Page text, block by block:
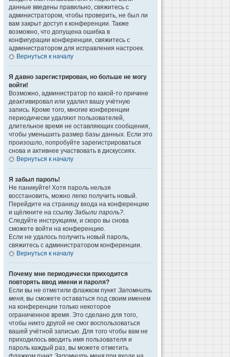
данные введены правильно, свяжитесь с
администратором, чтобы проверить, не был ли
вам закрыт доступ к конференции. Также
возможно, что допущена ошибка в
конфигурации конференции, свяжитесь с
администратором для исправления настроек.
Вернуться к началу
Я давно зарегистрирован, но больше не могу
войти!
Возможно, администратор по какой-то причине
деактивировал или удалил вашу учётную
запись. Кроме того, многие конференции
периодически удаляют пользователей,
длительное время не оставляющих сообщения,
чтобы уменьшить размер базы данных. Если это
произошло, попробуйте зарегистрироваться
снова и активнее участвовать в дискуссиях.
Вернуться к началу
Я забыл пароль!
Не паникуйте! Хотя пароль нельзя
восстановить, можно легко получить новый.
Перейдите на страницу входа на конференцию
и щёлкните на ссылку Забыли пароль?.
Следуйте инструкциям, и скоро вы снова
сможете войти на конференцию.
Если не удалось получить новый пароль,
свяжитесь с администратором конференции.
Вернуться к началу
Почему мне периодически приходится
повторять ввод имени и пароля?
Если вы не отметили флажком пункт Запомнить
меня, вы сможете оставаться под своим именем
на конференции только некоторое
ограниченное время. Это сделано для того,
чтобы никто другой не смог воспользоваться
вашей учётной записью. Для того чтобы вам не
приходилось вводить имя пользователя и
пароль каждый раз, вы можете отметить